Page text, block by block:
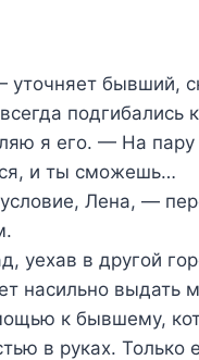
уточняет бывший,
подгибались
я его. — На пару
и ты сможешь…
Лена, —
уехав в другой
насильно выдать
к бывшему,
в руках. Только